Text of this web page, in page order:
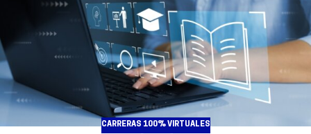
CARRERAS 100% VIRTUALES